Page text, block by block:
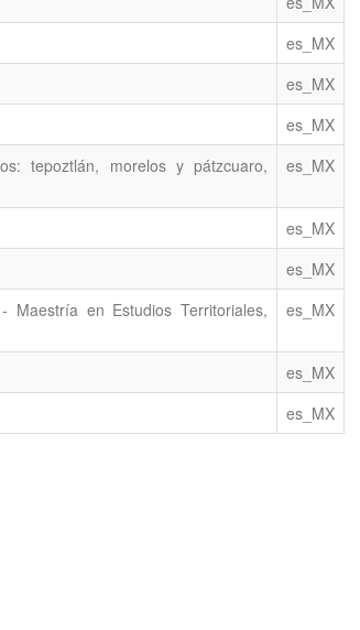
es_MX
es_MX
es_MX
tepoztlán, morelos y pátzcuaro,
es_MX
es_MX
es_MX
Maestría en Estudios Territoriales,
es_MX
es_MX
es_MX